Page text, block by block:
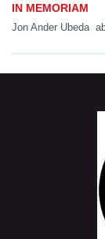
IN MEMORIAM
Jon Ander Ubeda